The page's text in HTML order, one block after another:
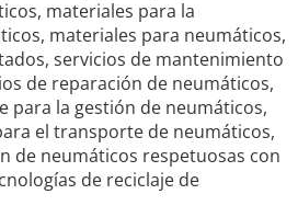
materiales para la
materiales para neumáticos,
servicios de mantenimiento
de reparación de neumáticos,
para la gestión de neumáticos,
el transporte de neumáticos,
de neumáticos respetuosas con
de reciclaje de